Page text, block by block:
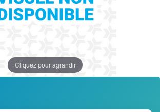
Cliquez pour agrandir